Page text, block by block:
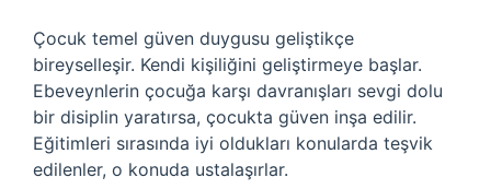
Çocuk temel güven duygusu geliştikçe
bireyselleşir. Kendi kişiliğini geliştirmeye başlar.
Ebeveynlerin çocuğa karşı davranışları sevgi dolu
bir disiplin yaratırsa, çocukta güven inşa edilir.
Eğitimleri sırasında iyi oldukları konularda teşvik
edilenler, o konuda ustalaşırlar.